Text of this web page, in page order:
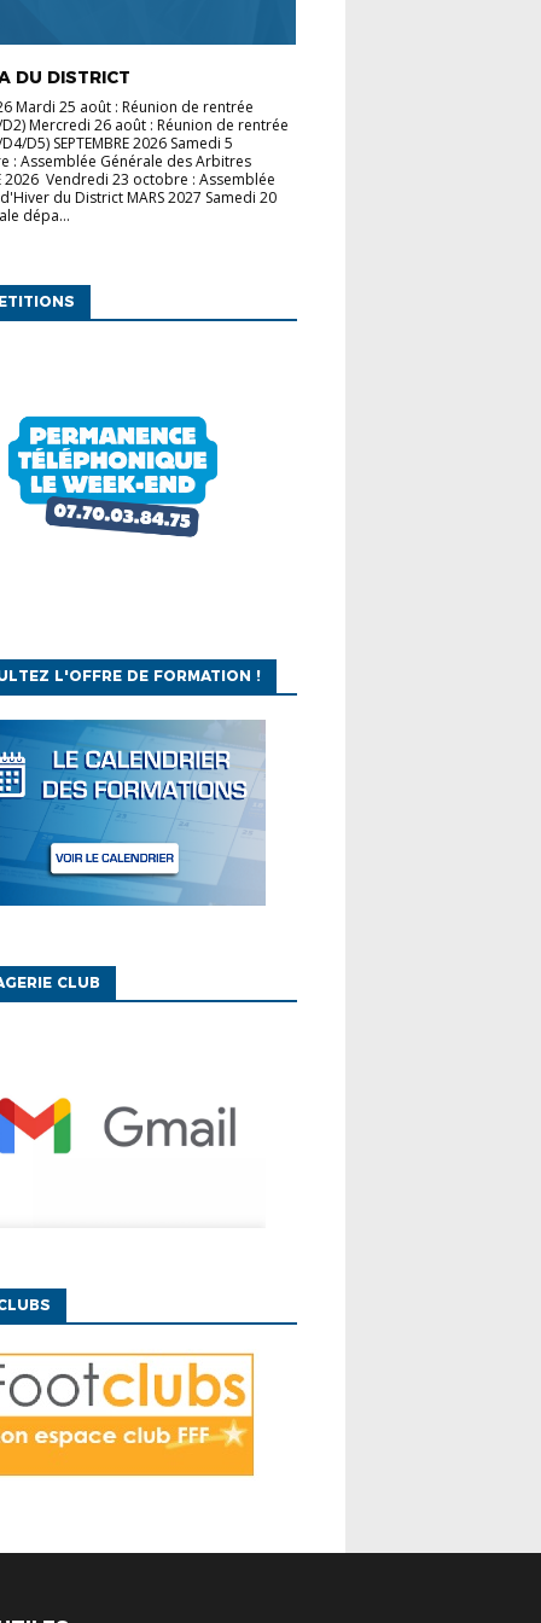
DU DISTRICT
Mardi 25 août : Réunion de rentrée
Mercredi 26 août : Réunion de rentrée
D5) SEPTEMBRE 2026 Samedi 5
: Assemblée Générale des Arbitres
2026 Vendredi 23 octobre : Assemblée
du District MARS 2027 Samedi 20
dépa...
L'OFFRE DE FORMATION !
CLUB